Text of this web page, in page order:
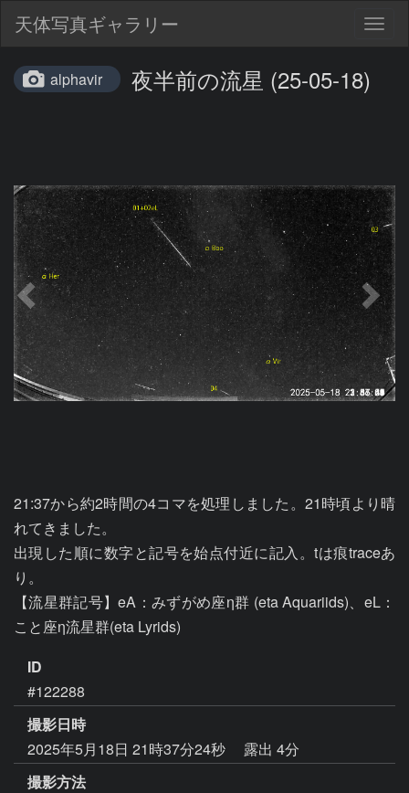
天体写真ギャラリー
alphavir 夜半前の流星 (25-05-18)
21:37から約2時間の4コマを処理しました。21時頃より晴
れてきました。
出現した順に数字と記号を始点付近に記入。tは痕traceあ
り。
【流星群記号】eA：みずがめ座η群 (eta Aquariids)、eL：
こと座η流星群(eta Lyrids)
ID
#122288
撮影日時
2025年5月18日 21時37分24秒
露出 4分
撮影方法